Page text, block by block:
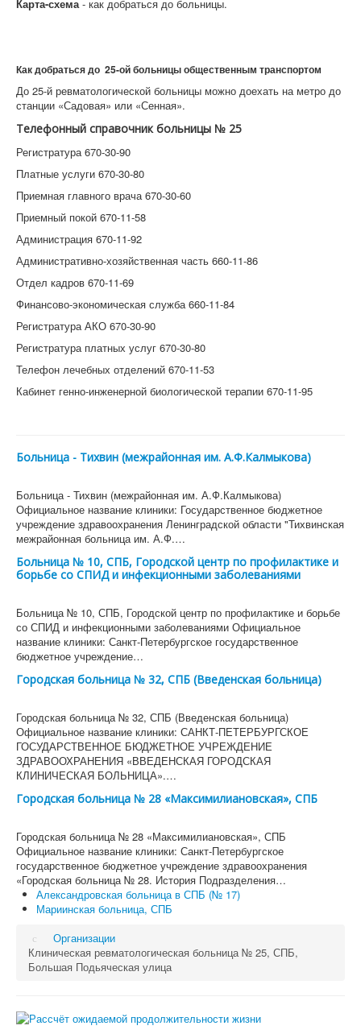
Карта-схема- как добраться до больницы.
Как добраться до 25-ой больницы общественным транспортом
До 25-й ревматологической больницы можно доехать на метро до
станции «Садовая» или «Сенная».
Телефонный справочник больницы № 25
Регистратура 670-30-90
Платные услуги 670-30-80
Приемная главного врача 670-30-60
Приемный покой 670-11-58
Администрация 670-11-92
Административно-хозяйственная часть 660-11-86
Отдел кадров 670-11-69
Финансово-экономическая служба 660-11-84
Регистратура АКО 670-30-90
Регистратура платных услуг 670-30-80
Телефон лечебных отделений 670-11-53
Кабинет генно-инженерной биологической терапии 670-11-95
Больница - Тихвин (межрайонная им. А.Ф.Калмыкова)
Больница - Тихвин (межрайонная им. А.Ф.Калмыкова)
Официальное название клиники: Государственное бюджетное
учреждение здравоохранения Ленинградской области "Тихвинская
межрайонная больница им. А.Ф.…
Больница № 10, СПБ, Городской центр по профилактике и
борьбе со СПИД и инфекционными заболеваниями
Больница № 10, СПБ, Городской центр по профилактике и борьбе
со СПИД и инфекционными заболеваниями Официальное
название клиники: Санкт-Петербургское государственное
бюджетное учреждение…
Городская больница № 32, СПБ (Введенская больница)
Городская больница № 32, СПБ (Введенская больница)
Официальное название клиники: САНКТ-ПЕТЕРБУРГСКОЕ
ГОСУДАРСТВЕННОЕ БЮДЖЕТНОЕ УЧРЕЖДЕНИЕ
ЗДРАВООХРАНЕНИЯ «ВВЕДЕНСКАЯ ГОРОДСКАЯ
КЛИНИЧЕСКАЯ БОЛЬНИЦА».…
Городская больница № 28 «Максимилиановская», СПБ
Городская больница № 28 «Максимилиановская», СПБ
Официальное название клиники: Санкт-Петербургское
государственное бюджетное учреждение здравоохранения
«Городская больница № 28. История Подразделения…
Александровская больница в СПБ (№ 17)
Мариинская больница, СПБ
Организации
Клиническая ревматологическая больница № 25, СПБ,
Большая Подьяческая улица